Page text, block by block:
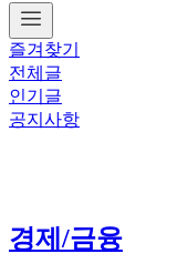
즐겨찾기
전체글
인기글
공지사항
경제/금융